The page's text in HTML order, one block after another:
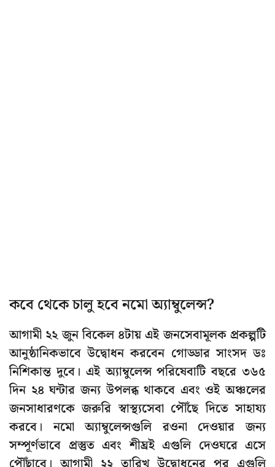
কবে থেকে চালু হবে নমো অ্যাম্বুলেন্স?
আগামী ২২ জুন বিকেল ৪টায় এই জনসেবামূলক প্রকল্পটি
আনুষ্ঠানিকভাবে উদ্বোধন করবেন গোড্ডার সাংসদ ডঃ
নিশিকান্ত দুবে। এই অ্যাম্বুলেন্স পরিষেবাটি বছরে ৩৬৫
দিন ২৪ ঘন্টার জন্য উপলব্ধ থাকবে এবং ওই অঞ্চলের
জনসাধারণকে জরুরি স্বাস্থ্যসেবা পৌঁছে দিতে সাহায্য
করবে। নমো অ্যাম্বুলেন্সগুলি রওনা দেওয়ার জন্য
সম্পূর্ণভাবে প্রস্তুত এবং শীঘ্রই এগুলি দেওঘরে এসে